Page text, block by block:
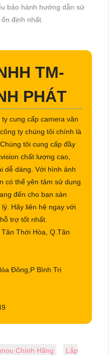
bảo hành hướng dẫn sử
định nhất.
TM-
PHÁT
cung cấp camera văn
ty chúng tôi chính là
tôi cung cấp đầy
chất lượng cao,
dễ dàng. Với hình ảnh
có thể yên tâm sử dụng
đến cho bạn sản
Hãy liên hệ ngay với
trợ tốt nhất.
Thới Hòa, Q.Tân
Đông,P Bình Trị
Chính Hãng
Lắp